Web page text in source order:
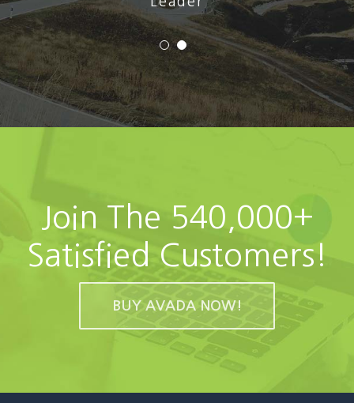
Join The 540,000+
Satisfied Customers!
BUY AVADA NOW!